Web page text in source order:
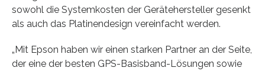
sowohl die Systemkosten der Gerätehersteller gesenkt
als auch das Platinendesign vereinfacht werden.
„Mit Epson haben wir einen starken Partner an der Seite,
der eine der besten GPS-Basisband-Lösungen sowie